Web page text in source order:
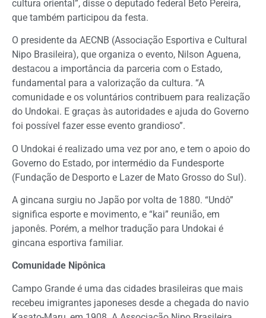
cultura oriental”, disse o deputado federal Beto Pereira,
que também participou da festa.
O presidente da AECNB (Associação Esportiva e Cultural
Nipo Brasileira), que organiza o evento, Nilson Aguena,
destacou a importância da parceria com o Estado,
fundamental para a valorização da cultura. “A
comunidade e os voluntários contribuem para realização
do Undokai. E graças às autoridades e ajuda do Governo
foi possível fazer esse evento grandioso”.
O Undokai é realizado uma vez por ano, e tem o apoio do
Governo do Estado, por intermédio da Fundesporte
(Fundação de Desporto e Lazer de Mato Grosso do Sul).
A gincana surgiu no Japão por volta de 1880. “Undô”
significa esporte e movimento, e “kai” reunião, em
japonês. Porém, a melhor tradução para Undokai é
gincana esportiva familiar.
Comunidade Nipônica
Campo Grande é uma das cidades brasileiras que mais
recebeu imigrantes japoneses desde a chegada do navio